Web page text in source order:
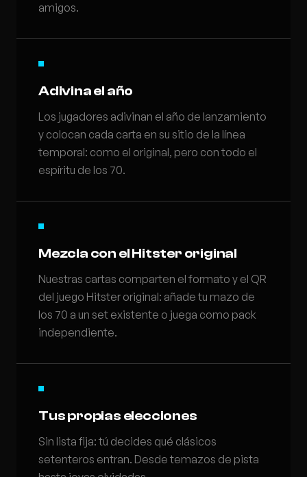
amigos.
Adivina el año
Los jugadores adivinan el año de lanzamiento
y colocan cada carta en su sitio de la línea
temporal: como el original, pero con todo el
espíritu de los 70.
Mezcla con el Hitster original
Nuestras cartas comparten el formato y el QR
del juego Hitster original: añade tu mazo de
los 70 a un set existente o juega como pack
independiente.
Tus propias elecciones
Sin lista fija: tú decides qué clásicos
setenteros entran. Desde temazos de pista